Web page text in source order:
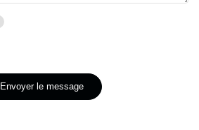
Envoyer le message